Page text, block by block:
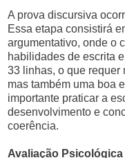
A prova discursiva
Essa etapa consistirá
argumentativo, onde o
habilidades de escrita
33 linhas, o que requer
mas também uma boa
importante praticar a
desenvolvimento e
coerência.
Avaliação Psicológica